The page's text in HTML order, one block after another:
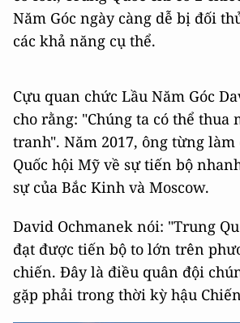
Năm Góc ngày càng dễ bị đối
các khả năng cụ thể.
Cựu quan chức Lầu Năm Góc
cho rằng: "Chúng ta có thể thua
tranh". Năm 2017, ông từng
Quốc hội Mỹ về sự tiến bộ
sự của Bắc Kinh và Moscow.
David Ochmanek nói: "Trung
đạt được tiến bộ to lớn trên
chiến. Đây là điều quân đội
gặp phải trong thời kỳ hậu